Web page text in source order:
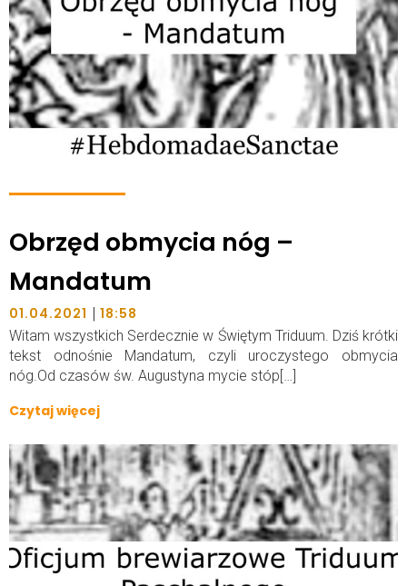
Obrzęd obmycia nóg –
Mandatum
01.04.2021 | 18:58
Witam wszystkich Serdecznie w Świętym Triduum. Dziś krótki
tekst odnośnie Mandatum, czyli uroczystego obmycia
nóg.Od czasów św. Augustyna mycie stóp[…]
Czytaj więcej